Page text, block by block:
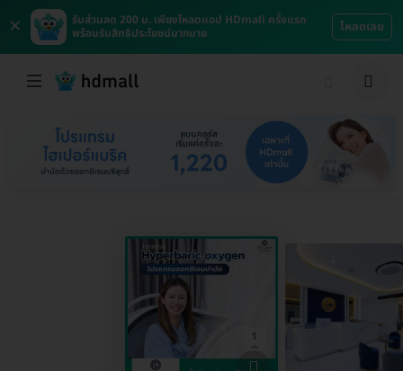
×
รับส่วนลด 200 บ. เพียงโหลดแอป HDmall ครั้งแรก
พร้อมรับสิทธิประโยชน์มากมาย
โหลดเลย